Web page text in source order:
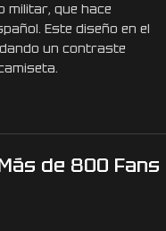
militar, que hace
Este diseño en el
un contraste
de 800 Fans